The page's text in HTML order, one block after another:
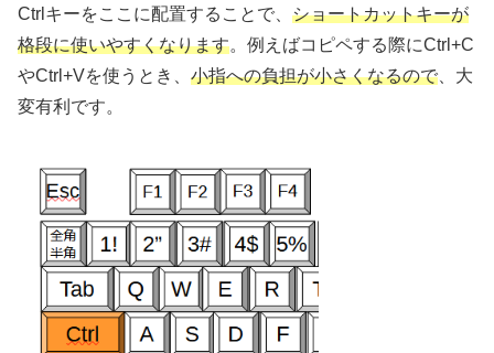
Ctrlキーをここに配置することで、 ショートカットキーが
格段に使いやすくなります。例えばコピペする際にCtrl+C
やCtrl+Vを使うとき、 小指への負担が小さくなるので 、大
変有利です。